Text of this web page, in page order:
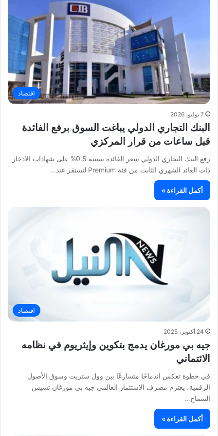
اقتصاد
7 يوليو، 2026
البنك التجاري الدولي يباغت السوق برفع الفائدة
قبل ساعات من قرار المركزي
رفع البنك التجاري الدولي سعر الفائدة بنسبة 0.5% على شهادات الادخار
ذات العائد الشهري الثابت من فئة Premium لتستقر عند…
أكمل القراءة »
اقتصاد
24 أكتوبر، 2025
جيه بي مورغان يدمج بتكوين وإيثريوم في نظامه
الائتماني
في خطوة تعكس اندماجًا متسارعًا بين وول ستريت وسوق الأصول
الرقمية، يعتزم مصرف الاستثمار العالمي جيه بي مورغان تشيس
السماح…
أكمل القراءة »